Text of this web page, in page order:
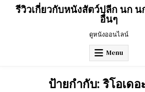
รีวิวเกี่ยวกับหนังสัตว์ปลีก นก
อื่นๆ
ดูหนังออนไลน์
Menu
ป้ายกำกับ:ริโอเด